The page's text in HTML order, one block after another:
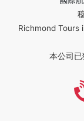
Richmond Tours
本公司